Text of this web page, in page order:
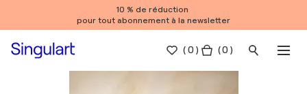
10 % de réduction
pour tout abonnement à la newsletter
(0 ) ( 0 )